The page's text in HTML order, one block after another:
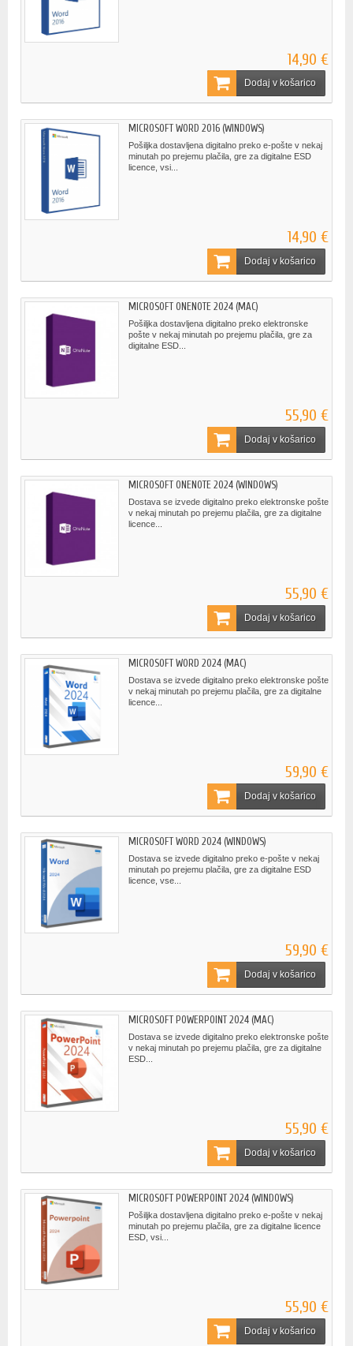
14,90 €
Dodaj v košarico
MICROSOFT WORD 2016 (WINDOWS)
Pošiljka dostavljena digitalno preko e-pošte v nekaj
minutah po prejemu plačila, gre za digitalne ESD
licence, vsi...
14,90 €
Dodaj v košarico
MICROSOFT ONENOTE 2024 (MAC)
Pošiljka dostavljena digitalno preko elektronske
pošte v nekaj minutah po prejemu plačila, gre za
digitalne ESD...
55,90 €
Dodaj v košarico
MICROSOFT ONENOTE 2024 (WINDOWS)
Dostava se izvede digitalno preko elektronske pošte
v nekaj minutah po prejemu plačila, gre za digitalne
licence...
55,90 €
Dodaj v košarico
MICROSOFT WORD 2024 (MAC)
Dostava se izvede digitalno preko elektronske pošte
v nekaj minutah po prejemu plačila, gre za digitalne
licence...
59,90 €
Dodaj v košarico
MICROSOFT WORD 2024 (WINDOWS)
Dostava se izvede digitalno preko e-pošte v nekaj
minutah po prejemu plačila, gre za digitalne ESD
licence, vse...
59,90 €
Dodaj v košarico
MICROSOFT POWERPOINT 2024 (MAC)
Dostava se izvede digitalno preko elektronske pošte
v nekaj minutah po prejemu plačila, gre za digitalne
ESD...
55,90 €
Dodaj v košarico
MICROSOFT POWERPOINT 2024 (WINDOWS)
Pošiljka dostavljena digitalno preko e-pošte v nekaj
minutah po prejemu plačila, gre za digitalne licence
ESD, vsi...
55,90 €
Dodaj v košarico